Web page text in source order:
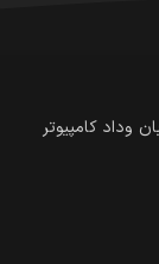
وداد کامپیوتر